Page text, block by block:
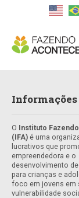
Informações
O Instituto
(IFA) é uma
lucrativos que
empreendedora e o
desenvolvimento
para crianças e
foco em jovens em
vulnerabilidade